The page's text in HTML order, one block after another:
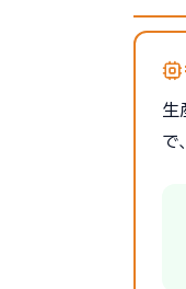
生
で